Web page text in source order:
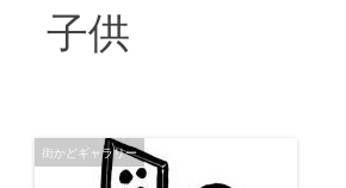
to
content
子供
街かどギャラリー